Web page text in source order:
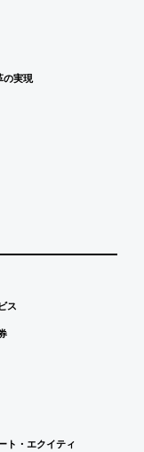
実現
ス
ト・エクイティ